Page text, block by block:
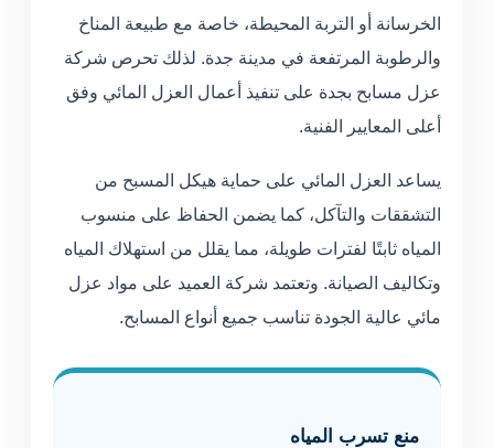
الخرسانة أو التربة المحيطة، خاصة مع طبيعة المناخ
والرطوبة المرتفعة في مدينة جدة. لذلك تحرص شركة
عزل مسابح بجدة على تنفيذ أعمال العزل المائي وفق
أعلى المعايير الفنية.
يساعد العزل المائي على حماية هيكل المسبح من
التشققات والتآكل، كما يضمن الحفاظ على منسوب
المياه ثابتًا لفترات طويلة، مما يقلل من استهلاك المياه
وتكاليف الصيانة. وتعتمد شركة العميد على مواد عزل
مائي عالية الجودة تناسب جميع أنواع المسابح.
منع تسرب المياه